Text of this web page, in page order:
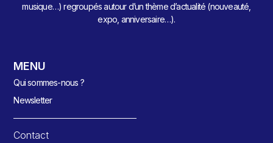
musique…) regroupés autour d’un thème d’actualité (nouveauté,
expo, anniversaire…).
MENU
Qui sommes-nous ?
Newsletter
Contact